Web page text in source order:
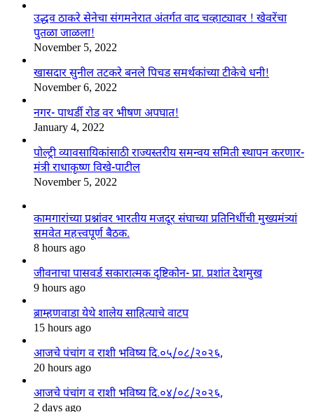
उद्धव ठाकरे सेनेचा संगमनेरात अंतर्गत वाद चव्हाट्यावर ! खेवरेंचा
पुतळा जाळला!
November 5, 2022
खासदार सुनील तटकरे बनले पिचड समर्थकांच्या टीकेचे धनी!
November 6, 2022
नगर- पाथर्डी रोड वर भीषण अपघात!
January 4, 2022
पोल्ट्री व्यावसायिकांसाठी राज्यस्तरीय समन्वय समिती स्थापन करणार-
मंत्री राधाकृष्ण विखे-पाटील
November 5, 2022
कामगारांच्या प्रश्नांवर भारतीय मजदूर संघाच्या प्रतिनिधींची मुख्यमंत्र्यां
समवेत महत्त्वपूर्ण बैठक.
8 hours ago
जीवनाचा पासवर्ड सकारात्मक दृष्टिकोन- प्रा. प्रशांत देशमुख
9 hours ago
ब्राम्हणवाडा येथे शालेय साहित्याचे वाटप
15 hours ago
आजचे पंचांग व राशी भविष्य दि.०५/०८/२०२६,
20 hours ago
आजचे पंचांग व राशी भविष्य दि.०४/०८/२०२६,
2 days ago